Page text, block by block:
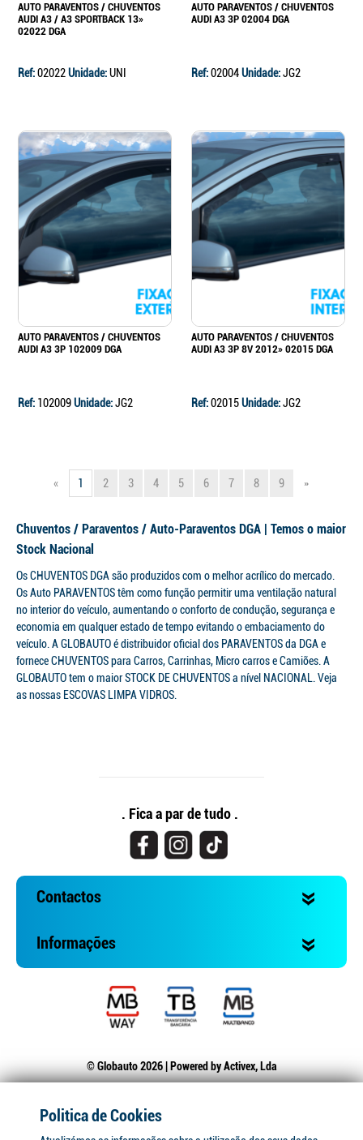
AUTO PARAVENTOS / CHUVENTOS
AUDI A3 / A3 SPORTBACK 13»
02022 DGA
Ref:02022Unidade:UNI
AUTO PARAVENTOS / CHUVENTOS
AUDI A3 3P 02004 DGA
Ref:02004Unidade:JG2
AUTO PARAVENTOS / CHUVENTOS
AUDI A3 3P 102009 DGA
Ref: 102009Unidade:JG2
AUTO PARAVENTOS / CHUVENTOS
AUDI A3 3P 8V 2012» 02015 DGA
Ref:02015Unidade:JG2
« 1 2 3 4 5 6 7 8 9 »
Chuventos / Paraventos / Auto-Paraventos DGA | Temos o maior
Stock Nacional
Os CHUVENTOS DGA são produzidos com o melhor acrílico do mercado.
Os Auto PARAVENTOS têm como função permitir uma ventilação natural
no interior do veículo, aumentando o conforto de condução, segurança e
economia em qualquer estado de tempo evitando o embaciamento do
veículo. A GLOBAUTO é distribuidor oficial dos PARAVENTOS da DGA e
fornece CHUVENTOS para Carros, Carrinhas, Micro carros e Camiões. A
GLOBAUTO tem o maior STOCK DE CHUVENTOS a nível NACIONAL. Veja
as nossas ESCOVAS LIMPA VIDROS.
. Fica a par de tudo .
Contactos
Informações
© Globauto 2026 | Powered byActivex, Lda
Politica de Cookies